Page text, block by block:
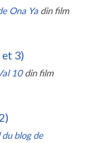
Ona Ya din film
3)
10 din film
blog de